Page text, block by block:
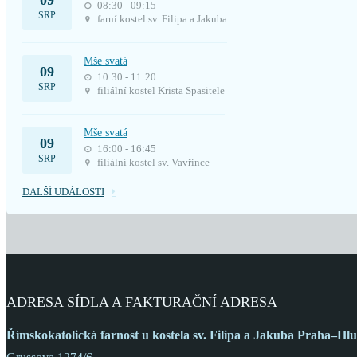
SRP
08:30 - 09:15
farní kostel sv. Filipa a Jakuba
09
SRP
Mše svatá
10:30 - 11:20
filiální kostel Krista Spasitele
09
SRP
Mše svatá
16:00 - 16:45
filiální kostel sv. Vavřince
DALŠÍ UDÁLOSTI
ADRESA SÍDLA A FAKTURAČNÍ ADRESA
Římskokatolická farnost u kostela sv. Filipa a Jakuba